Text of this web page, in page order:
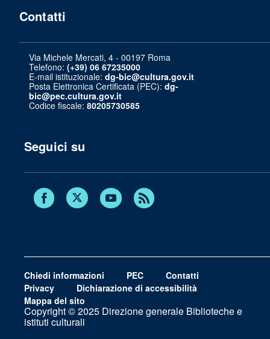
Contatti
Via Michele Mercati, 4 - 00197 Roma
Telefono: (+39) 06 67235000
E-mail istituzionale: dg-bic@cultura.gov.it
Posta Elettronica Certificata (PEC): dg-
bic@pec.cultura.gov.it
Codice fiscale: 80205730585
Seguici su
Facebook Twitter Youtube
Chiedi informazioni PEC
Contatti
Privacy
Dichiarazione di accessibilità
Mappa del sito
Copyright © 2025 Direzione generale Biblioteche e
istituti culturali